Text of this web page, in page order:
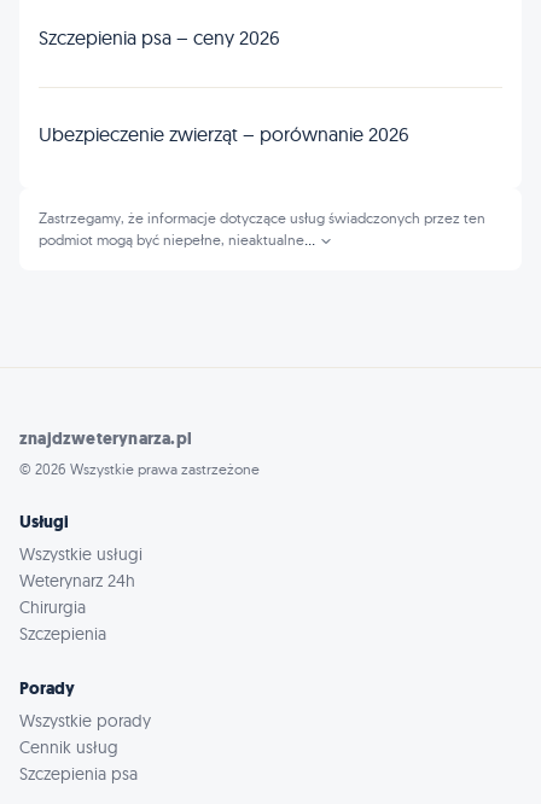
Szczepienia psa – ceny 2026
Ubezpieczenie zwierząt – porównanie 2026
Zastrzegamy, że informacje dotyczące usług świadczonych przez ten
podmiot mogą być niepełne, nieaktualne
znajdzweterynarza.pl
© 2026 Wszystkie prawa zastrzeżone
Usługi
Wszystkie usługi
Weterynarz 24h
Chirurgia
Szczepienia
Porady
Wszystkie porady
Cennik usług
Szczepienia psa